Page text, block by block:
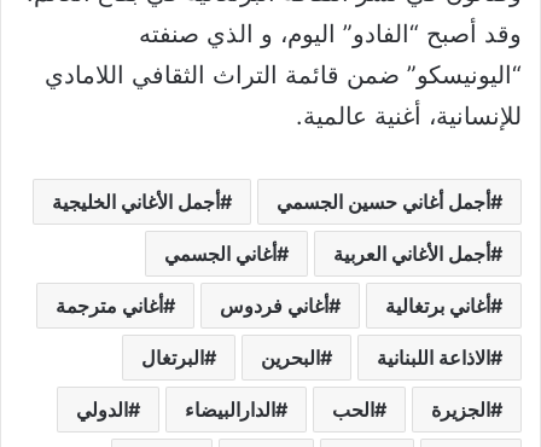
وقد أصبح “الفادو” اليوم، و الذي صنفته
“اليونيسكو” ضمن قائمة التراث الثقافي اللامادي
للإنسانية، أغنية عالمية.
أجمل أغاني حسين الجسمي أجمل الأغاني الخليجية
أجمل الأغاني العربية أغاني الجسمي
أغاني برتغالية أغاني فردوس أغاني مترجمة
الاذاعة اللبنانية البحرين البرتغال
الجزيرة الحب الدارالبيضاء الدولي